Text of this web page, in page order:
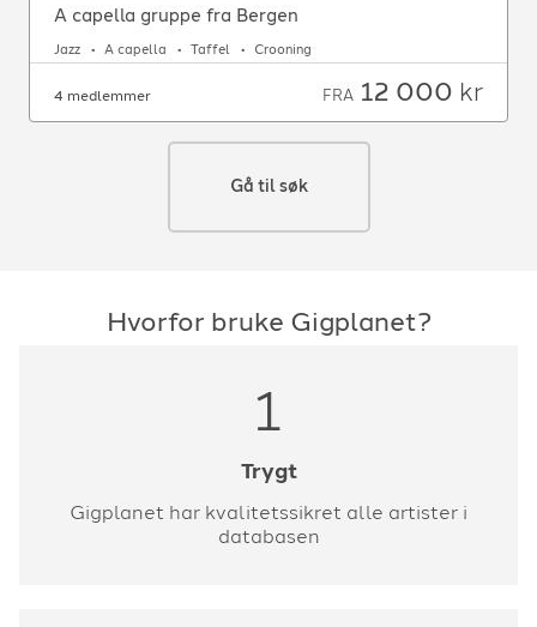
A capella gruppe fra Bergen
Jazz A capella Taffel Crooning
4 medlemmer FRA 12 000 kr
Gå til søk
Hvorfor bruke Gigplanet?
1
Trygt
Gigplanet har kvalitetssikret alle artister i
databasen